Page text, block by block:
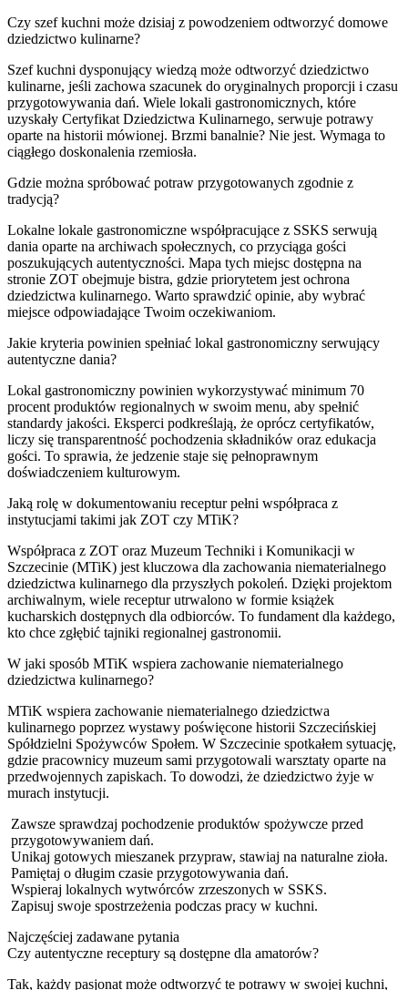
Czy szef kuchni może dzisiaj z powodzeniem odtworzyć domowe
dziedzictwo kulinarne?
Szef kuchni dysponujący wiedzą może odtworzyć dziedzictwo
kulinarne, jeśli zachowa szacunek do oryginalnych proporcji i czasu
przygotowywania dań. Wiele lokali gastronomicznych, które
uzyskały Certyfikat Dziedzictwa Kulinarnego, serwuje potrawy
oparte na historii mówionej. Brzmi banalnie? Nie jest. Wymaga to
ciągłego doskonalenia rzemiosła.
Gdzie można spróbować potraw przygotowanych zgodnie z
tradycją?
Lokalne lokale gastronomiczne współpracujące z SSKS serwują
dania oparte na archiwach społecznych, co przyciąga gości
poszukujących autentyczności. Mapa tych miejsc dostępna na
stronie ZOT obejmuje bistra, gdzie priorytetem jest ochrona
dziedzictwa kulinarnego. Warto sprawdzić opinie, aby wybrać
miejsce odpowiadające Twoim oczekiwaniom.
Jakie kryteria powinien spełniać lokal gastronomiczny serwujący
autentyczne dania?
Lokal gastronomiczny powinien wykorzystywać minimum 70
procent produktów regionalnych w swoim menu, aby spełnić
standardy jakości. Eksperci podkreślają, że oprócz certyfikatów,
liczy się transparentność pochodzenia składników oraz edukacja
gości. To sprawia, że jedzenie staje się pełnoprawnym
doświadczeniem kulturowym.
Jaką rolę w dokumentowaniu receptur pełni współpraca z
instytucjami takimi jak ZOT czy MTiK?
Współpraca z ZOT oraz Muzeum Techniki i Komunikacji w
Szczecinie (MTiK) jest kluczowa dla zachowania niematerialnego
dziedzictwa kulinarnego dla przyszłych pokoleń. Dzięki projektom
archiwalnym, wiele receptur utrwalono w formie książek
kucharskich dostępnych dla odbiorców. To fundament dla każdego,
kto chce zgłębić tajniki regionalnej gastronomii.
W jaki sposób MTiK wspiera zachowanie niematerialnego
dziedzictwa kulinarnego?
MTiK wspiera zachowanie niematerialnego dziedzictwa
kulinarnego poprzez wystawy poświęcone historii Szczecińskiej
Spółdzielni Spożywców Społem. W Szczecinie spotkałem sytuację,
gdzie pracownicy muzeum sami przygotowali warsztaty oparte na
przedwojennych zapiskach. To dowodzi, że dziedzictwo żyje w
murach instytucji.
Zawsze sprawdzaj pochodzenie produktów spożywcze przed
przygotowywaniem dań.
Unikaj gotowych mieszanek przypraw, stawiaj na naturalne zioła.
Pamiętaj o długim czasie przygotowywania dań.
Wspieraj lokalnych wytwórców zrzeszonych w SSKS.
Zapisuj swoje spostrzeżenia podczas pracy w kuchni.
Najczęściej zadawane pytania
Czy autentyczne receptury są dostępne dla amatorów?
Tak, każdy pasjonat może odtworzyć te potrawy w swojej kuchni,